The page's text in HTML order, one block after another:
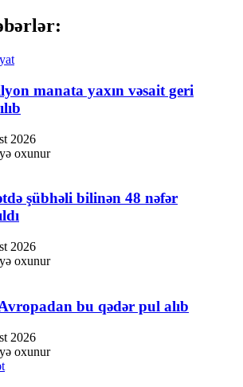
manata yaxın vəsait geri
2026
oxunur
şübhəli bilinən 48 nəfər
2026
oxunur
bu qədər pul alıb
2026
oxunur